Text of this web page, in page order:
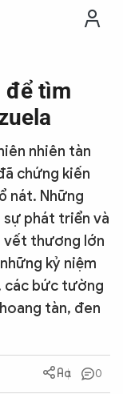
để tìm
nhiên tàn
chứng kiến
nát. Những
phát triển và
vết thương lớn
kỷ niệm
các bức tường
tàn, đen
0